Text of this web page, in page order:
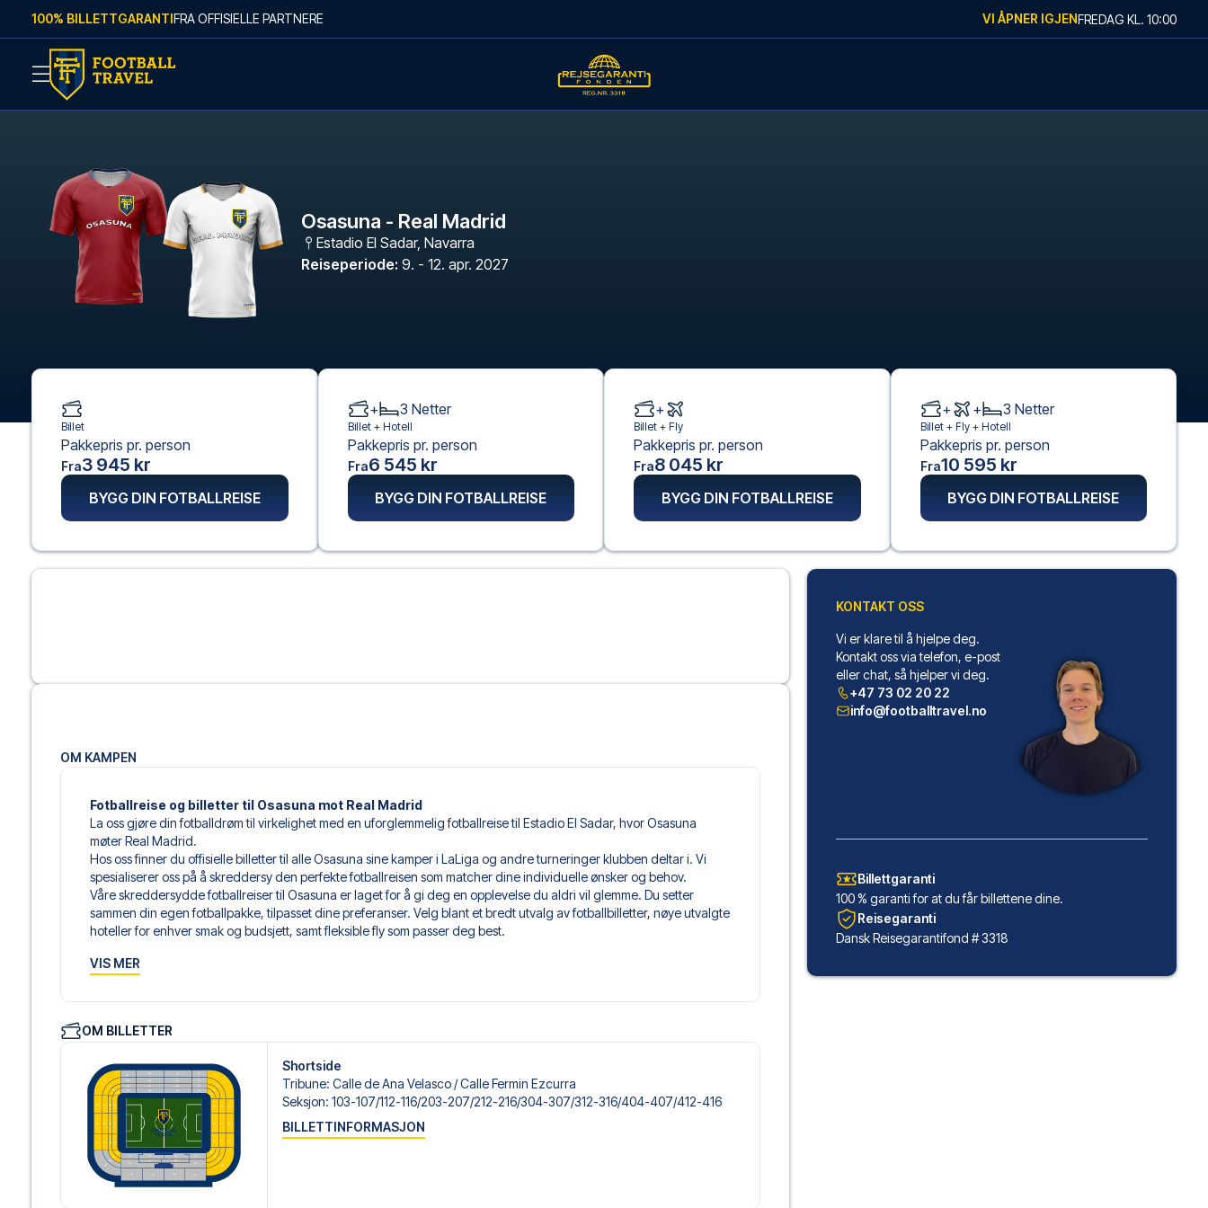
Skip to content
100% BILLETTGARANTIFRA OFFISIELLE PARTNERE VI ÅPNER IGJENFREDAG KL. 10:00
Osasuna - Real Madrid
Estadio El Sadar, Navarra
Reiseperiode: 9. - 12. apr. 2027
OM KAMPEN
Fotballreise og billetter til Osasuna mot Real Madrid
La oss gjøre din fotballdrøm til virkelighet med en uforglemmelig fotballreise til Estadio El Sadar, hvor Osasuna
møter Real Madrid.
Hos oss finner du offisielle billetter til alle Osasuna sine kamper i LaLiga og andre turneringer klubben deltar i. Vi
spesialiserer oss på å skreddersy den perfekte fotballreisen som matcher dine individuelle ønsker og behov.
Våre skreddersydde fotballreiser til Osasuna er laget for å gi deg en opplevelse du aldri vil glemme. Du setter
sammen din egen fotballpakke, tilpasset dine preferanser. Velg blant et bredt utvalg av fotballbilletter, nøye utvalgte
hoteller for enhver smak og budsjett, samt fleksible fly som passer deg best.
hospitality-billett. En hospitality-billett gir deg mer enn bare inngang til kampen – det kan for eksempel være tilgang
dine reisedokumenter.
luksuriøse 5-stjerners hoteller til sjarmerende boutiquehoteller og prisvennlige alternativer – vi har noe for alle
reisende. Vi tar hensyn til beliggenhet, komfort og pris. Alt du trenger å gjøre er å velge det hotellet som passer deg
best. Foretrekker du et spesifikt hotell vi ikke tilbyr, så kontakt oss, og vi skal se hva vi kan gjøre.
Vi tilbyr fotballpakker til Osasuna både med og uten fly, så du kan selv velge om du vil stå for flyreisen.
Velger du en av våre komplette pakker med fly, mottar du all nødvendig informasjon om innsjekkingsrutiner og
flydetaljer sammen med reisedokumentene dine – slik at du kan reise trygt og fokusere fullt ut på
fotballopplevelsen.
Trygg booking og personlig service
Din sikkerhet og opplevelse er vår høyeste prioritet. Vi sørger for en problemfri bestillingsprosess, og står klare med
VIS MER
OM BILLETTER
Shortside
Tribune: Calle de Ana Velasco /​ Calle Fermin Ezcurra
Seksjon: 103-107/​112-116/​203-207/​212-216/​304-307/​312-316/​404-407/​412-416
BILLETTINFORMASJON
Billet
Pakkepris pr. person
Fra3 945 kr
BYGG DIN FOTBALLREISE
+ 3 Netter
Billet + Hotell
Pakkepris pr. person
Fra6 545 kr
BYGG DIN FOTBALLREISE
+
Billet + Fly
Pakkepris pr. person
Fra8 045 kr
BYGG DIN FOTBALLREISE
+ + 3 Netter
Billet + Fly+ Hotell
Pakkepris pr. person
Fra10 595 kr
BYGG DIN FOTBALLREISE
KONTAKT OSS
Vi er klare til å hjelpe deg.
Kontakt oss via telefon, e-post
eller chat, så hjelper vi deg.
+47 73 02 20 22
info@footballtravel.no
Billettgaranti
100 % garanti for at du får billettene dine.
Reisegaranti
Dansk Reisegarantifond # 3318